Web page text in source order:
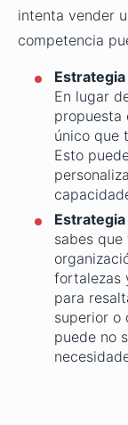
intenta vender
competencia
En lugar
propuesta
único que
Esto
sabes
fortalezas
para
superior o
puede no